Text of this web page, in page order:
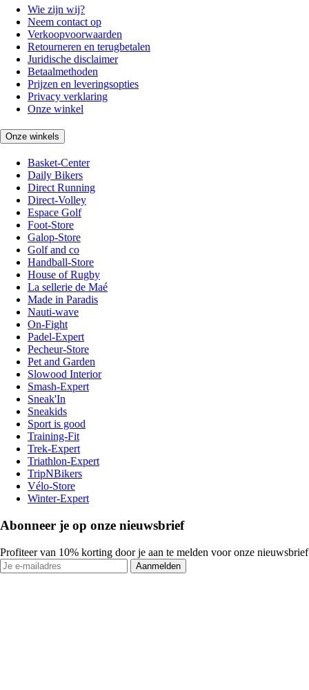
Wie zijn wij?
Neem contact op
Verkoopvoorwaarden
Retourneren en terugbetalen
Juridische disclaimer
Betaalmethoden
Prijzen en leveringsopties
Privacy verklaring
Onze winkel
Onze winkels
Basket-Center
Daily Bikers
Direct Running
Direct-Volley
Espace Golf
Foot-Store
Galop-Store
Golf and co
Handball-Store
House of Rugby
La sellerie de Maé
Made in Paradis
Nauti-wave
On-Fight
Padel-Expert
Pecheur-Store
Pet and Garden
Slowood Interior
Smash-Expert
Sneak'In
Sneakids
Sport is good
Training-Fit
Trek-Expert
Triathlon-Expert
TripNBikers
Vélo-Store
Winter-Expert
Abonneer je op onze nieuwsbrief
Profiteer van 10% korting door je aan te melden voor onze nieuwsbrief
Aanmelden